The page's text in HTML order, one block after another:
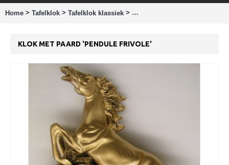
Home > Tafelklok > Tafelklok klassiek > Klok met paard 'Pendule
KLOK MET PAARD 'PENDULE FRIVOLE'